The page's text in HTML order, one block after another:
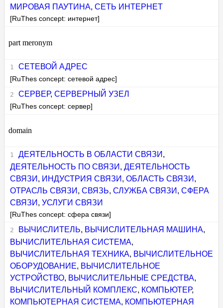
МИРОВАЯ ПАУТИНА,СЕТЬ ИНТЕРНЕТ
[RuThes concept: интернет]
part meronym
СЕТЕВОЙ АДРЕС
[RuThes concept: сетевой адрес]
СЕРВЕР, СЕРВЕРНЫЙ УЗЕЛ
[RuThes concept: сервер]
domain
ДЕЯТЕЛЬНОСТЬ В ОБЛАСТИ СВЯЗИ ,
ДЕЯТЕЛЬНОСТЬ ПО СВЯЗИ ,ДЕЯТЕЛЬНОСТЬ
СВЯЗИ , ИНДУСТРИЯ СВЯЗИ ,ОБЛАСТЬ СВЯЗИ ,
ОТРАСЛЬ СВЯЗИ ,СВЯЗЬ,СЛУЖБА СВЯЗИ ,СФЕРА
СВЯЗИ ,УСЛУГИ СВЯЗИ
[RuThes concept: сфера связи]
ВЫЧИСЛИТЕЛЬ, ВЫЧИСЛИТЕЛЬНАЯ МАШИНА,
ВЫЧИСЛИТЕЛЬНАЯ СИСТЕМА,
ВЫЧИСЛИТЕЛЬНАЯ ТЕХНИКА, ВЫЧИСЛИТЕЛЬНОЕ
ОБОРУДОВАНИЕ, ВЫЧИСЛИТЕЛЬНОЕ
УСТРОЙСТВО, ВЫЧИСЛИТЕЛЬНЫЕ СРЕДСТВА,
ВЫЧИСЛИТЕЛЬНЫЙ КОМПЛЕКС, КОМПЬЮТЕР,
КОМПЬЮТЕРНАЯ СИСТЕМА, КОМПЬЮТЕРНАЯ